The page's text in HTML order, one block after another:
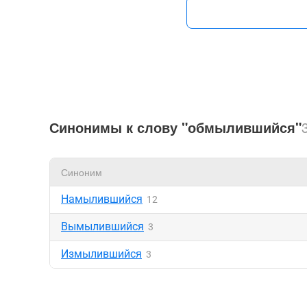
Синонимы к слову "обмылившийся"
Синоним
Намылившийся 12
Вымылившийся 3
Измылившийся 3